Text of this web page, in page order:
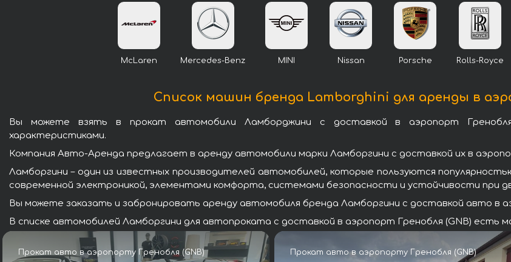
McLaren Mercedes-Benz MINI Nissan Porsche Rolls-Royce
Список машин бренда Lamborghini для аренды в
Вы можете взять в прокат автомобили Ламборджини с доставкой в аэропорт
характеристиками.
Компания Авто-Аренда предлагает в аренду автомобили марки Ламборгини с доставкой их в
Ламборгини – один из известных производителей автомобилей, которые пользуются
современной электроникой, элементами комфорта, системами безопасности и устойчивости при
Вы можете заказать и забронировать аренду автомобиля бренда Ламборгини с доставкой авто в
В списке автомобилей Ламборгини для автопроката с доставкой в аэропорт Гренобля (GNB) есть
Прокат авто в аэропорту Гренобля (GNB) Прокат авто в аэропорту Гренобля (GNB)